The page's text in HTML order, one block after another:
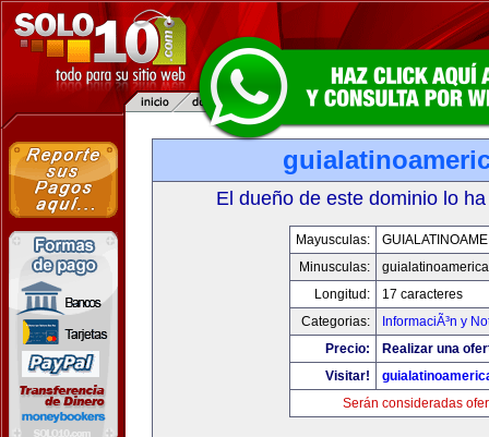
El dueño de este dominio lo
Mayusculas:
Minusculas:
Longitud:
17 caracteres
Categorias:
InformaciÃ³n y
Precio:
Realizar una
Visitar!
Serán consideradas